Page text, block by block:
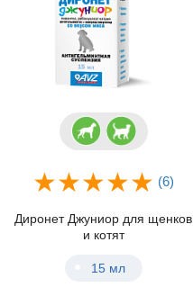
(6)
Диронет Джуниор для щенков
и котят
15 мл